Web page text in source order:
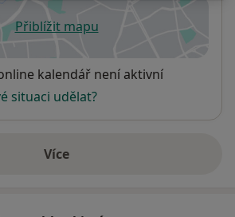
Přiblížit mapuse otevře v nové záložce
kalendář není aktivní
situaci udělat?
Víceo adrese